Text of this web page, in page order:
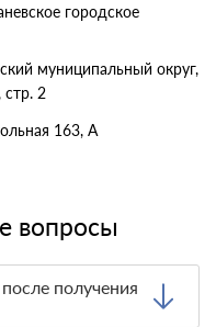
городское
муниципальный округ,
стр. 2
163, А
вопросы
получения